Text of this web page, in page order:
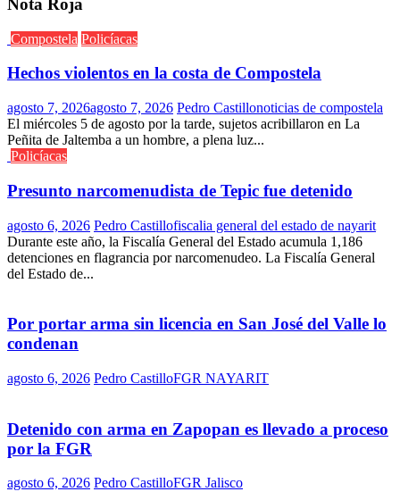
Nota Roja
Compostela Policíacas
Hechos violentos en la costa de Compostela
agosto 7, 2026agosto 7, 2026 Pedro Castillonoticias de compostela
El miércoles 5 de agosto por la tarde, sujetos acribillaron en La
Peñita de Jaltemba a un hombre, a plena luz...
Policíacas
Presunto narcomenudista de Tepic fue detenido
agosto 6, 2026 Pedro Castillofiscalia general del estado de nayarit
Durante este año, la Fiscalía General del Estado acumula 1,186
detenciones en flagrancia por narcomenudeo. La Fiscalía General
del Estado de...
Por portar arma sin licencia en San José del Valle lo
condenan
agosto 6, 2026 Pedro CastilloFGR NAYARIT
Detenido con arma en Zapopan es llevado a proceso
por la FGR
agosto 6, 2026 Pedro CastilloFGR Jalisco